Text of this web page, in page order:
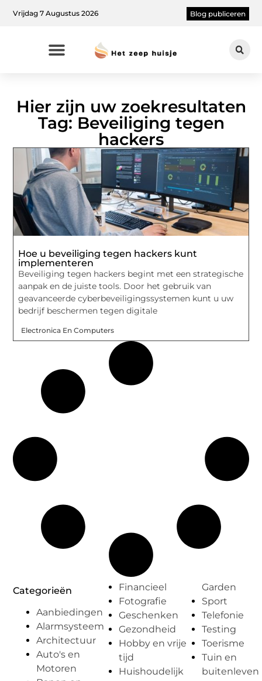
Vrijdag 7 Augustus 2026 Blog publiceren
Hier zijn uw zoekresultaten
Tag: Beveiliging tegen
hackers
Hoe u beveiliging tegen hackers kunt
implementeren
Beveiliging tegen hackers begint met een strategische
aanpak en de juiste tools. Door het gebruik van
geavanceerde cyberbeveiligingssystemen kunt u uw
bedrijf beschermen tegen digitale
Electronica En Computers
Categorieën
Aanbiedingen
Alarmsysteem
Architectuur
Auto's en
Motoren
Financieel
Fotografie
Geschenken
Gezondheid
Hobby en vrije
tijd
Huishoudelijk
Garden
Sport
Telefonie
Testing
Toerisme
Tuin en
buitenleven